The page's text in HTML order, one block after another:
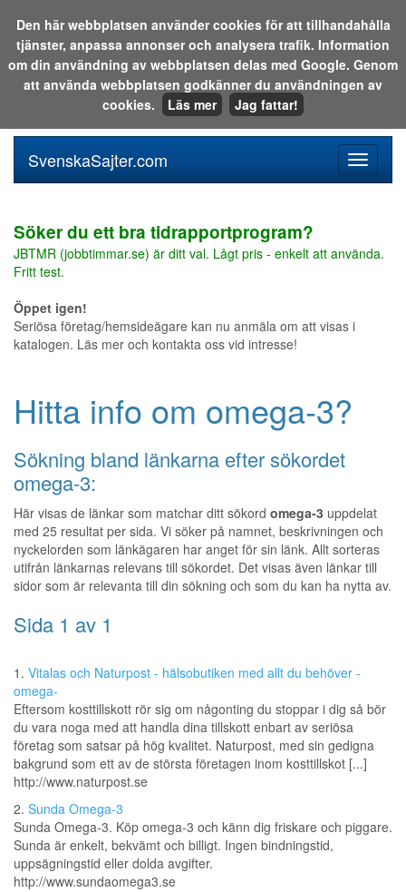
Sök i katalogen eller på webben:
meny
SvenskaSajter.com
Söker du ett bra tidrapportprogram?
JBTMR (jobbtimmar.se) är ditt val. Lågt pris - enkelt att använda.
Fritt test.
Öppet igen!
Seriösa företag/hemsideägare kan nu anmäla om att visas i
katalogen. Läs mer och kontakta oss vid intresse!
Hitta info om omega-3?
Sökning bland länkarna efter sökordet
omega-3:
Här visas de länkar som matchar ditt sökord omega-3 uppdelat
med 25 resultat per sida. Vi söker på namnet, beskrivningen och
nyckelorden som länkägaren har anget för sin länk. Allt sorteras
utifrån länkarnas relevans till sökordet. Det visas även länkar till
sidor som är relevanta till din sökning och som du kan ha nytta av.
Sida 1 av 1
1. Vitalas och Naturpost - hälsobutiken med allt du behöver -
omega-
Eftersom kosttillskott rör sig om någonting du stoppar i dig så bör
du vara noga med att handla dina tillskott enbart av seriösa
företag som satsar på hög kvalitet. Naturpost, med sin gedigna
bakgrund som ett av de största företagen inom kosttillskot [...]
http://www.naturpost.se
2. Sunda Omega-3
Sunda Omega-3. Köp omega-3 och känn dig friskare och piggare.
Sunda är enkelt, bekvämt och billigt. Ingen bindningstid,
uppsägningstid eller dolda avgifter.
http://www.sundaomega3.se
Den här webbplatsen använder cookies för att tillhandahålla
tjänster, anpassa annonser och analysera trafik. Information
om din användning av webbplatsen delas med Google. Genom
att använda webbplatsen godkänner du användningen av
cookies.
Läs mer Jag fattar!